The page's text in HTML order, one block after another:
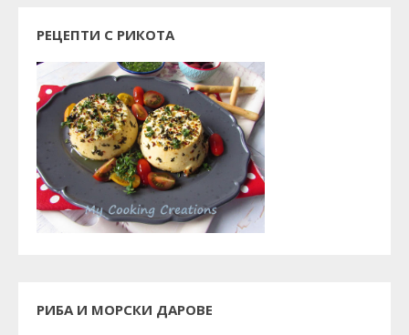
РЕЦЕПТИ С РИКОТА
РИБА И МОРСКИ ДАРОВЕ